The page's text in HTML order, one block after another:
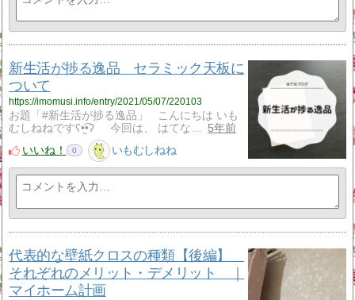
新生活が捗る逸品 セラミック天板に
ついて
https://imomusi.info/entry/2021/05/07/220103
お題「#新生活が捗る逸品」 こんにちは いも
むしねねですʕ•̫͡•ʔ 今回は、 はてな…
5年前
いいね！
0 いもむしねね
代表的な壁紙クロスの種類【後編】
それぞれのメリット・デメリット ｜
マイホーム計画